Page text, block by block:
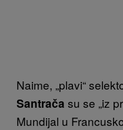
Naime, „plavi“
Santrača su se „iz
Mundijal u